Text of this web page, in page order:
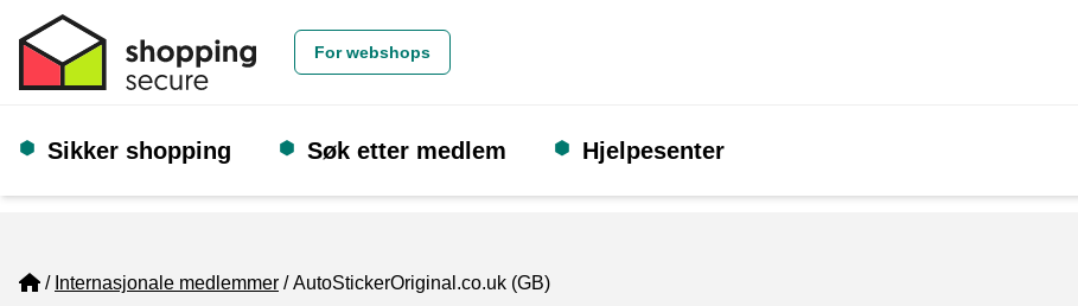
For webshops
Sikker shopping Søk etter medlem Hjelpesenter
Home
Internasjonale medlemmer AutoStickerOriginal.co.uk (GB)